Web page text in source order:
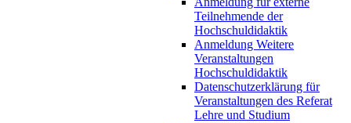
Teilnehmende der
Hochschuldidaktik
Anmeldung Weitere
Veranstaltungen
Hochschuldidaktik
Datenschutzerklärung für
Veranstaltungen des Referat
Lehre und Studium